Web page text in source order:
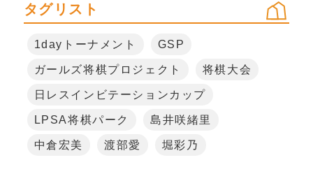
タグリスト
1dayトーナメント GSP
ガールズ将棋プロジェクト 将棋大会
日レスインビテーションカップ
LPSA将棋パーク 島井咲緒里
中倉宏美 渡部愛 堀彩乃